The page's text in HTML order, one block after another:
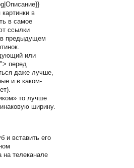
в
в самое
ссылки
в предыдущем
или
перед
даже лучше,
и в каком-
то лучше
ширину.
и вставить его
телеканале